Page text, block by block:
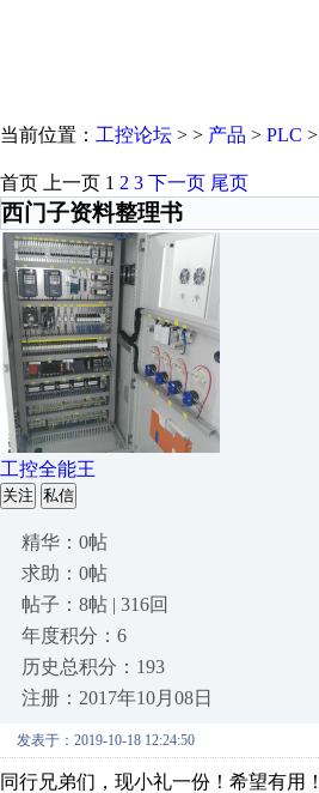
当前位置： 工控论坛 > > 产品 > PLC >
首页 上一页 1 2 3 下一页 尾页
西门子资料整理书
工控全能王
关注 私信
精华：0帖
求助：0帖
帖子：8帖 | 316回
年度积分：6
历史总积分：193
注册：2017年10月08日
发表于：2019-10-18 12:24:50
同行兄弟们，现小礼一份！希望有用！